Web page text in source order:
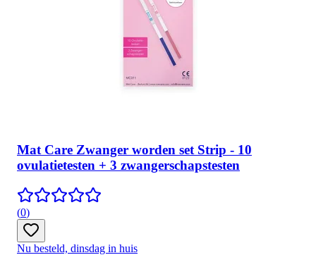
Mat Care Zwanger worden set Strip - 10
ovulatietesten + 3 zwangerschapstesten
(0)
Nu besteld, dinsdag in huis